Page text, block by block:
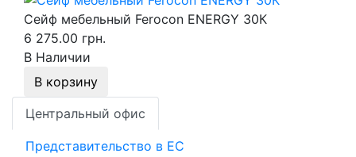
Сейф мебельный Ferocon ENERGY 30К
6 275.00 грн.
В Наличии
В корзину
Центральный офис
Представительство в ЕС